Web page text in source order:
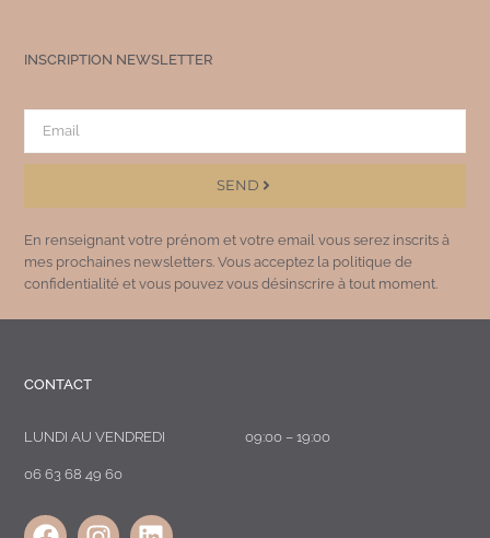
INSCRIPTION NEWSLETTER
SEND
En renseignant votre prénom et votre email vous serez inscrits à
mes prochaines newsletters. Vous acceptez la politique de
confidentialité et vous pouvez vous désinscrire à tout moment.
CONTACT
LUNDI AU VENDREDI 09:00 – 19:00
06 63 68 49 60